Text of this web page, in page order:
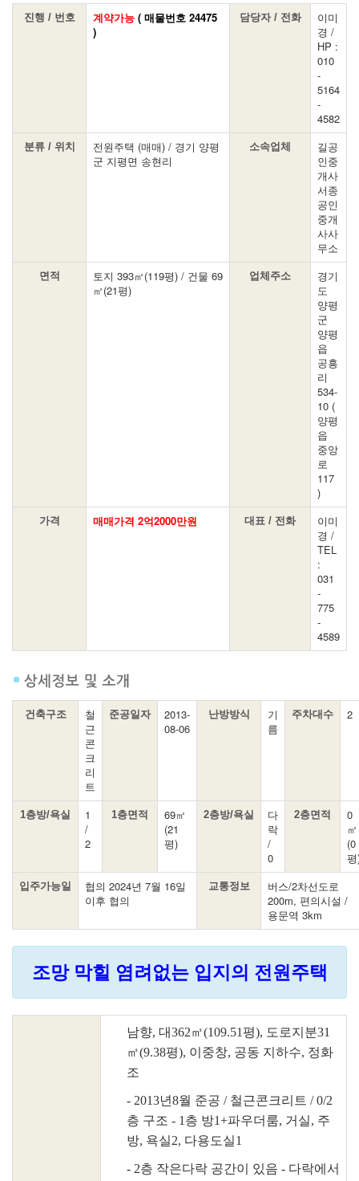
진행 / 번호 계약가능 ( 매물번호 24475
)
담당자 / 전화
이미
경 /
HP :
010
-
5164
-
4582
분류 / 위치
전원주택 (매매) / 경기 양평
군 지평면 송현리
소속업체
길공
인중
개사
서종
공인
중개
사사
무소
면적
토지 393㎡(119평) / 건물 69
㎡(21평)
업체주소
경기
도
양평
군
양평
읍
공흥
리
534-
10 (
양평
읍
중앙
로
117
)
가격 매매가격 2억2000만원 대표 / 전화
이미
경 /
TEL
:
031
-
775
-
4589
건축구조
철
근
콘
크
리
트
준공일자
2013-
08-06
난방방식
기
름
주차대수 2
1층방/욕실
1
/
2
1층면적
69㎡
(21
평)
2층방/욕실
다
락
/
0
2층면적
0
㎡
(0
입주가능일
협의 2024년 7월 16일
이후 협의
교통정보
버스/2차선도로
200m, 편의시설 /
용문역 3km
조망 막힐 염려없는 입지의 전원주택
남향, 대362㎡(109.51평), 도로지분31
㎡(9.38평), 이중창, 공동 지하수, 정화
조
- 2013년8월 준공 / 철근콘크리트 / 0/2
층 구조 - 1층 방1+파우더룸, 거실, 주
방, 욕실2, 다용도실1
- 2층 작은다락 공간이 있음 - 다락에서